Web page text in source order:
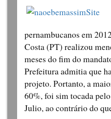
pernambucanos em
Costa (PT) realizou
meses do fim do
Prefeitura admitia que
projeto. Portanto, a
60%, foi sim tocada
Julio, ao contrário do